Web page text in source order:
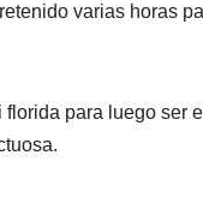
varias horas
para luego ser